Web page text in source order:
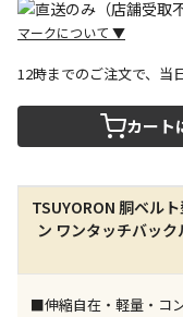
マークについて ▼
宅配や店舗
店舗のみで
できません
※同時購入
特定の店舗
12時までのご注文で、当
カート
TSUYORON 胴ベル
ン ワンタッチバッ
■伸縮自在・軽量・コ